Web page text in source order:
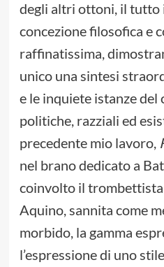
degli altri ottoni, il tutto
concezione filosofica e
raffinatissima,
unico una sintesi
e le inquiete istanze del
politiche, razziali ed
precedente mio lavoro,
nel brano dedicato a
coinvolto il
Aquino, sannita come
morbido, la gamma
l’espressione di uno